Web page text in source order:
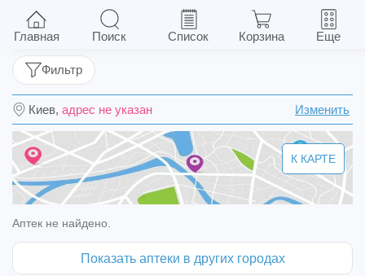
Фликс спрей назал. сусп. 0,05% фл. 9 г
Киев, адрес не указан Изменить
Фильтр
К КАРТЕ
Аптек не найдено.
Показать аптеки в других городах
Главная Поиск Список Корзина Еще